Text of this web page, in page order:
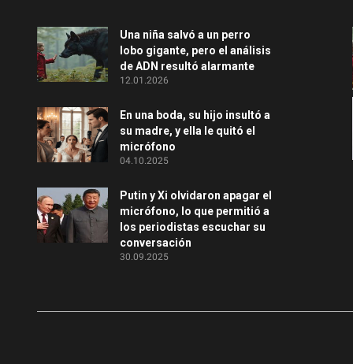
Una niña salvó a un perro
lobo gigante, pero el análisis
de ADN resultó alarmante
12.01.2026
En una boda, su hijo insultó a
su madre, y ella le quitó el
micrófono
04.10.2025
Putin y Xi olvidaron apagar el
micrófono, lo que permitió a
los periodistas escuchar su
conversación
30.09.2025